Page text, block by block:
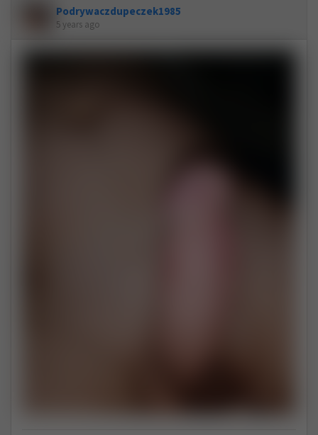
Podrywaczdupeczek1985
5 years ago